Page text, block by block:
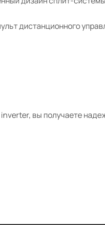
дистанционного
вы получаете